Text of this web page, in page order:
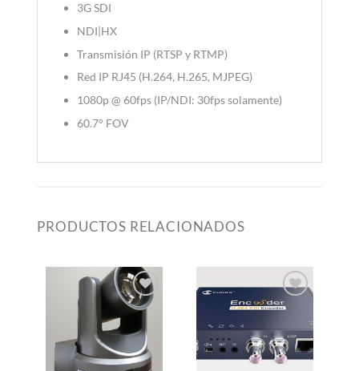
3G SDI
NDI|HX
Transmisión IP (RTSP y RTMP)
Red IP RJ45 (H.264, H.265, MJPEG)
1080p @ 60fps (IP/NDI: 30fps solamente)
60.7° FOV
PRODUCTOS RELACIONADOS